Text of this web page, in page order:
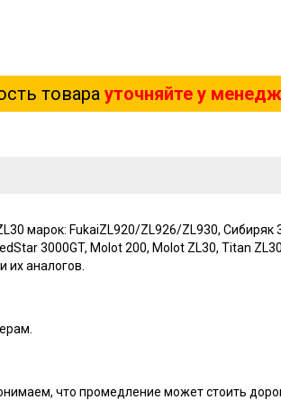
товара уточняйте у
марок: FukaiZL920/ZL926/ZL930, Сибиряк
3000GT, Molot 200, Molot ZL30, Titan
их аналогов.
что промедление может стоить